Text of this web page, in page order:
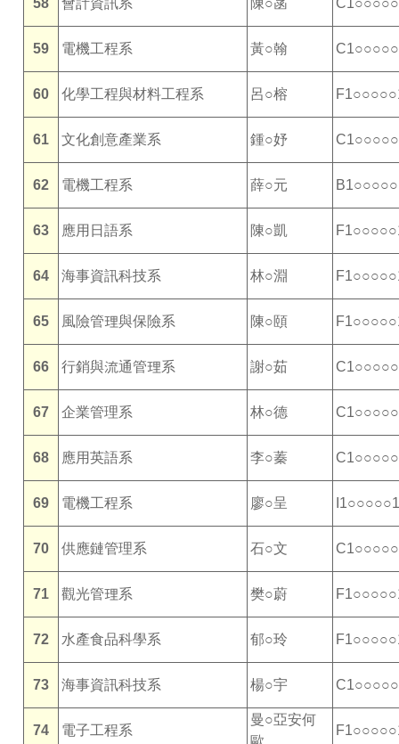
59 電機工程系 黃○翰
60 化學工程與材料工程系 呂○榕
61 文化創意產業系 鍾○妤
62 電機工程系 薛○元
63 應用日語系 陳○凱
64 海事資訊科技系 林○淵
65 風險管理與保險系 陳○頤
66 行銷與流通管理系 謝○茹
67 企業管理系 林○德
68 應用英語系 李○蓁
69 電機工程系 廖○呈
70 供應鏈管理系 石○文
71 觀光管理系 樊○蔚
72 水產食品科學系 郁○玲
73 海事資訊科技系 楊○宇
74 電子工程系
曼○亞安何
歐